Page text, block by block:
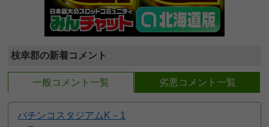
枝幸郡の新着コメント
一般コメント一覧 劣悪コメント一覧
パチンコスタジアムK－1